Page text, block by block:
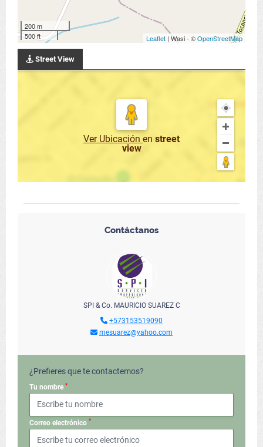
200 m
500 ft
Leaflet | Wasi - ©OpenStreetMap
Street View
Ver Ubicación en street
view
Contáctanos
SPI & Co. MAURICIO SUAREZ C
+573153519090
mesuarez@yahoo.com
¿Prefieres que te contactemos?
Tu nombre *
Correo electrónico *